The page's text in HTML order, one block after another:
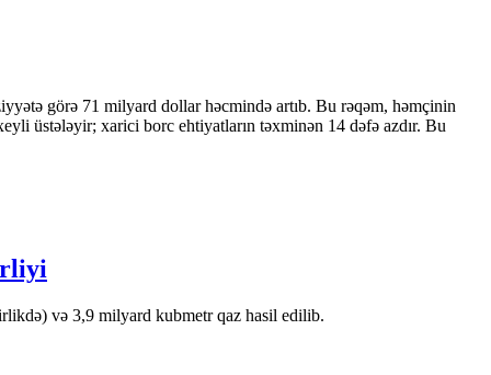
görə 71 milyard dollar həcmində artıb. Bu rəqəm, həmçinin
üstələyir; xarici borc ehtiyatların təxminən 14 dəfə azdır. Bu
və 3,9 milyard kubmetr qaz hasil edilib.